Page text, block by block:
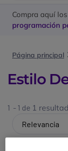
Compra aquí los
programación
Página principal
Estilo
1 - 1 de 1